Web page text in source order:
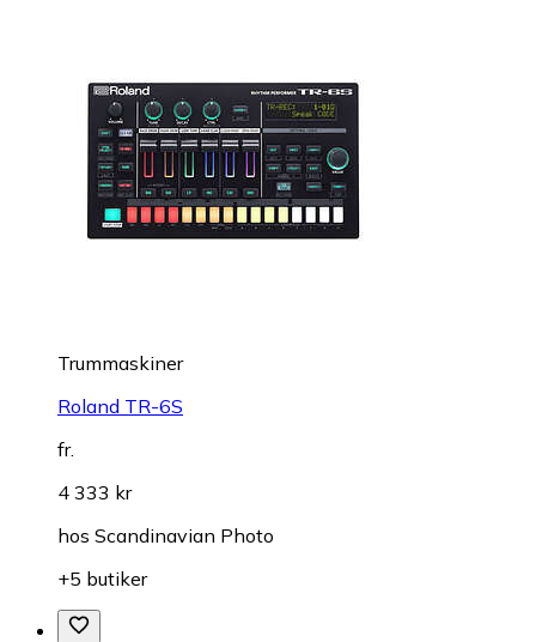
Trummaskiner
Roland TR-6S
fr.
4 333 kr
hos Scandinavian Photo
+5 butiker